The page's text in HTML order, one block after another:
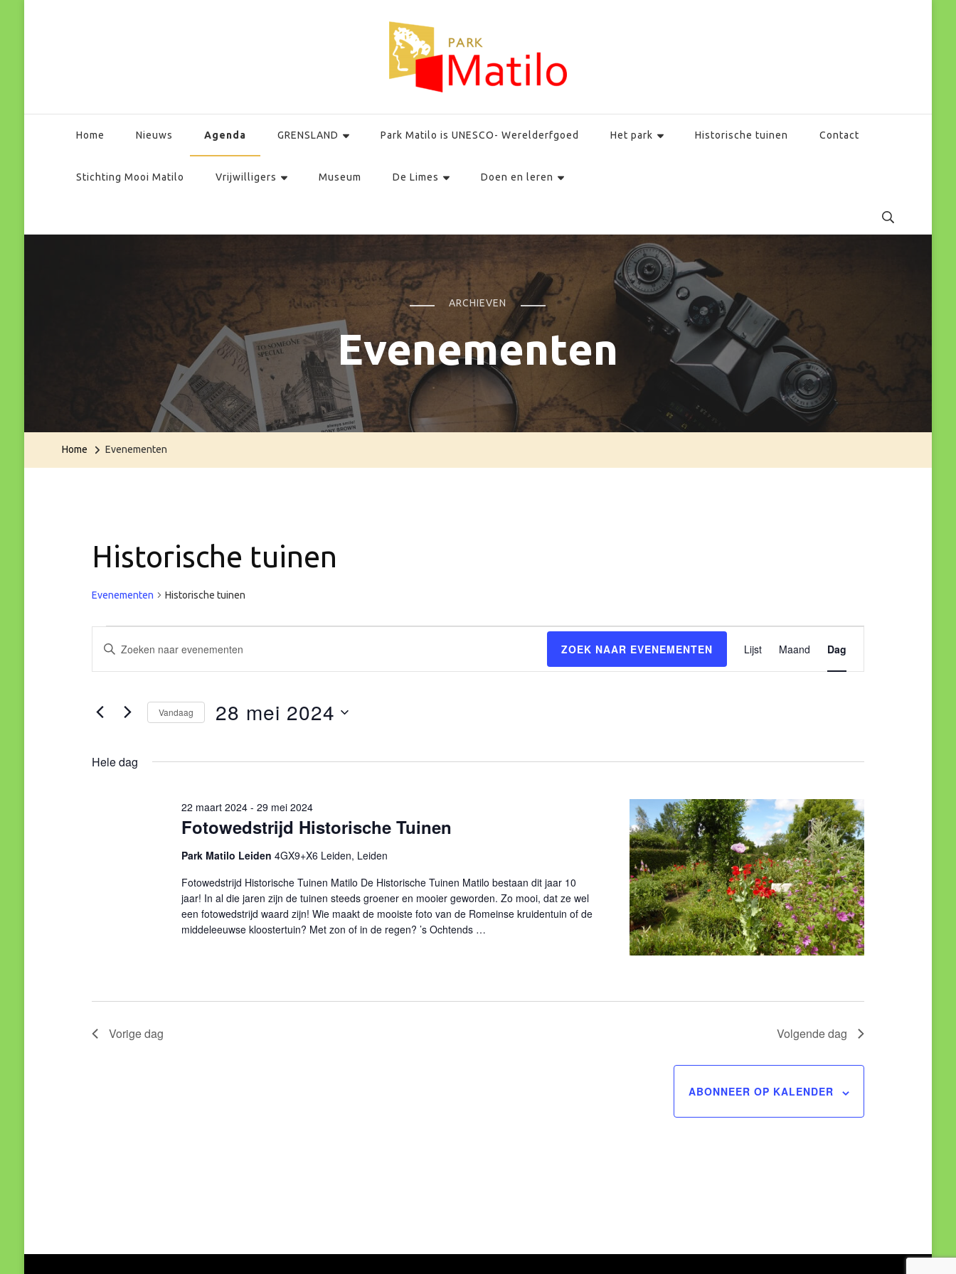
Home Nieuws Agenda GRENSLAND Park Matilo is UNESCO- Werelderfgoed Het park Historische tuinen Contact
Stichting Mooi Matilo Vrijwilligers Museum De Limes Doen en leren
ARCHIEVEN
Evenementen
Home Evenementen
Historische tuinen
Evenementen Historische tuinen
Evenementen
in
28
Evenementen
Zoeken
en
Vul
in.
Evenementen
ZOEK NAAR EVENEMENTEN
Evenement
weergaven
Lijst Maand Dag
Vandaag 28 mei 2024
een
Hele dag
Fotowedstrijd Historische Tuinen
22 maart 2024- 29 mei 2024
Park Matilo Leiden 4GX9+X6 Leiden, Leiden
Fotowedstrijd Historische Tuinen Matilo De Historische Tuinen Matilo bestaan dit jaar 10
jaar! In al die jaren zijn de tuinen steeds groener en mooier geworden. Zo mooi, dat ze wel
een fotowedstrijd waard zijn! Wie maakt de mooiste foto van de Romeinse kruidentuin of de
middeleeuwse kloostertuin? Met zon of in de regen? ’s Ochtends …
Vorige dag Volgende dag
ABONNEER OP KALENDER